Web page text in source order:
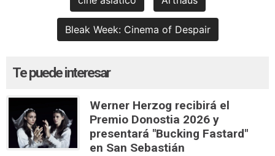
Bleak Week: Cinema of Despair
Te puede interesar
Werner Herzog recibirá el
Premio Donostia 2026 y
presentará "Bucking Fastard"
en San Sebastián